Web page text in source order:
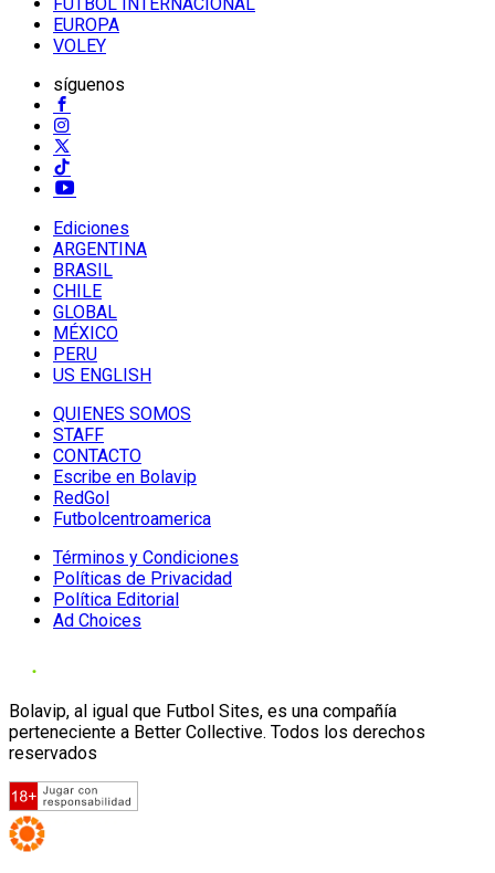
EUROPA
VOLEY
síguenos
Ediciones
ARGENTINA
BRASIL
CHILE
GLOBAL
MÉXICO
PERU
US ENGLISH
QUIENES SOMOS
STAFF
CONTACTO
Escribe en Bolavip
RedGol
Futbolcentroamerica
Términos y Condiciones
Políticas de Privacidad
Política Editorial
Ad Choices
Bolavip, al igual que Futbol Sites, es una compañía
perteneciente a Better Collective. Todos los derechos
reservados